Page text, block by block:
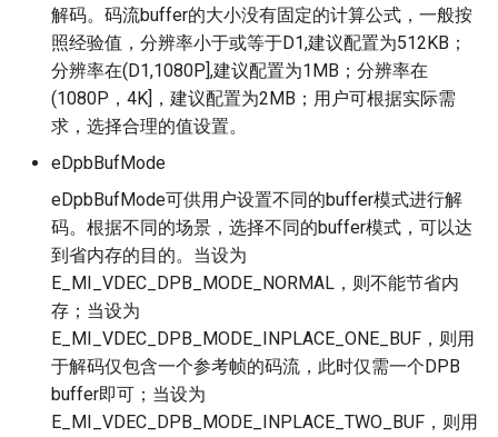
解码。码流buffer的大小没有固定的计算公式，一般按
照经验值，分辨率小于或等于D1,建议配置为512KB；
分辨率在(D1,1080P],建议配置为1MB；分辨率在
(1080P，4K]，建议配置为2MB；用户可根据实际需
求，选择合理的值设置。
eDpbBufMode
eDpbBufMode可供用户设置不同的buffer模式进行解
码。根据不同的场景，选择不同的buffer模式，可以达
到省内存的目的。当设为
E_MI_VDEC_DPB_MODE_NORMAL，则不能节省内
存；当设为
E_MI_VDEC_DPB_MODE_INPLACE_ONE_BUF，则用
于解码仅包含一个参考帧的码流，此时仅需一个DPB
buffer即可；当设为
E_MI_VDEC_DPB_MODE_INPLACE_TWO_BUF，则用